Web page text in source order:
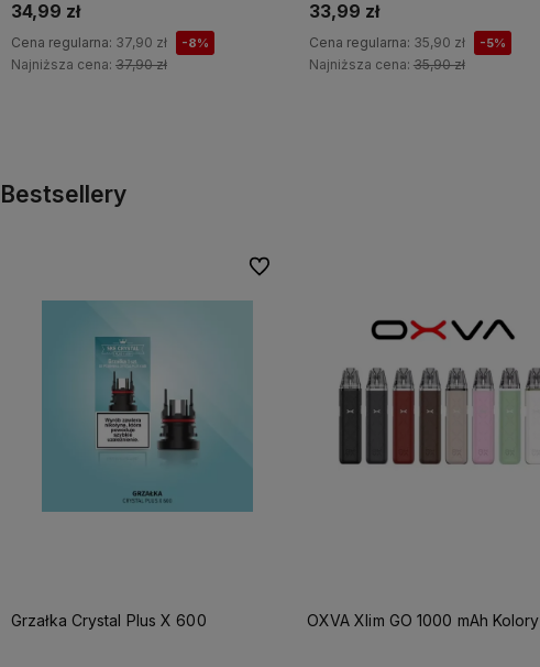
34,99 zł
Cena regularna: 37,90 zł -8%
Najniższa cena: 37,90 zł
33,99 zł
Cena regularna: 35,90 zł -5%
Najniższa cena: 35,90 zł
Bestsellery
Grzałka Crystal Plus X 600
Do ulubionych
OXVA Xlim GO 1000 mAh Kolory